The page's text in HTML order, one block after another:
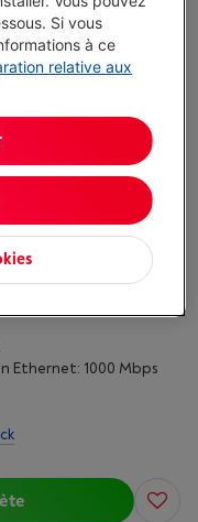
Ethernet: 1000 Mbps
Ethernet: 1000 Mbps
Si vous
à ce
relative aux